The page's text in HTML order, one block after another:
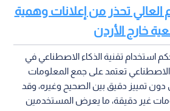
العالي تحذر من إعلانات وهمية
خارج الأردن
تقنية الذكاء الاصطناعي في
الاصطناعي تعتمد على جمع المعلومات
دون تمييز دقيق بين الصحيح وغيره، وقد
غير دقيقة، ما يعرض المستخدمين